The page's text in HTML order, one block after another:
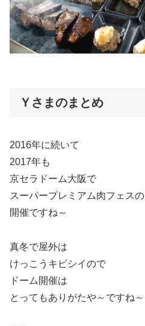
Ｙさまのまとめ
2016年に続いて
2017年も
京セラドーム大阪で
スーパープレミアム肉フェスの
開催ですね～
真冬で屋外は
けっこうキビシイので
ドーム開催は
とってもありがたや～ですね～